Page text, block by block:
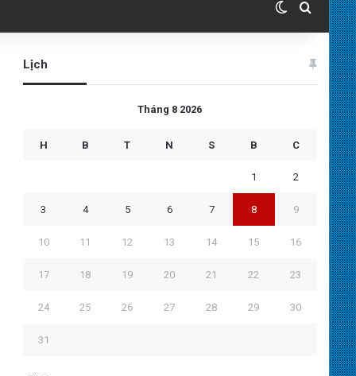
Switch skin
Search
Lịch
Tháng 8 2026
H B T N S B C
1 2
3 4 5 6 7 8 9
10 11 12 13 14 15 16
17 18 19 20 21 22 23
24 25 26 27 28 29 30
31